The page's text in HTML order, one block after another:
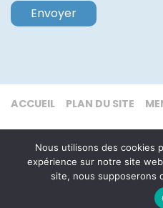
ACCUEIL PLAN DU SITE
Nous utilisons des cookies
expérience sur notre site
site, nous supposerons